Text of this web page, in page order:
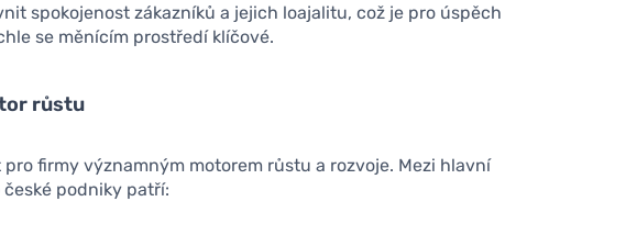
spokojenost zákazníků a jejich loajalitu, což je pro úspěch
se měnícím prostředí klíčové.
růstu
firmy významným motorem růstu a rozvoje. Mezi hlavní
podniky patří: